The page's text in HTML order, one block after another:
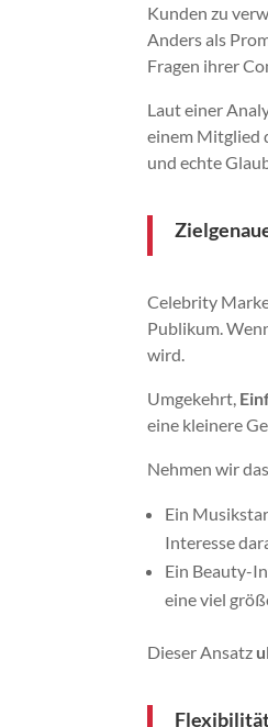
Kunden zu
Anders als
Fragen ihrer
Laut einer
einem Mitglied
und echte
Celebrity
Publikum.
wird.
Umgekehrt,
eine kleinere
Nehmen wir
Ein
Interesse
Ein Beauty-
eine viel
Dieser Ansatz